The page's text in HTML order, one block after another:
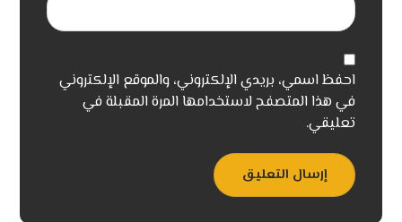
احفظ اسمي، بريدي الإلكتروني، والموقع الإلكتروني
في هذا المتصفح لاستخدامها المرة المقبلة في
تعليقي.
إرسال التعليق